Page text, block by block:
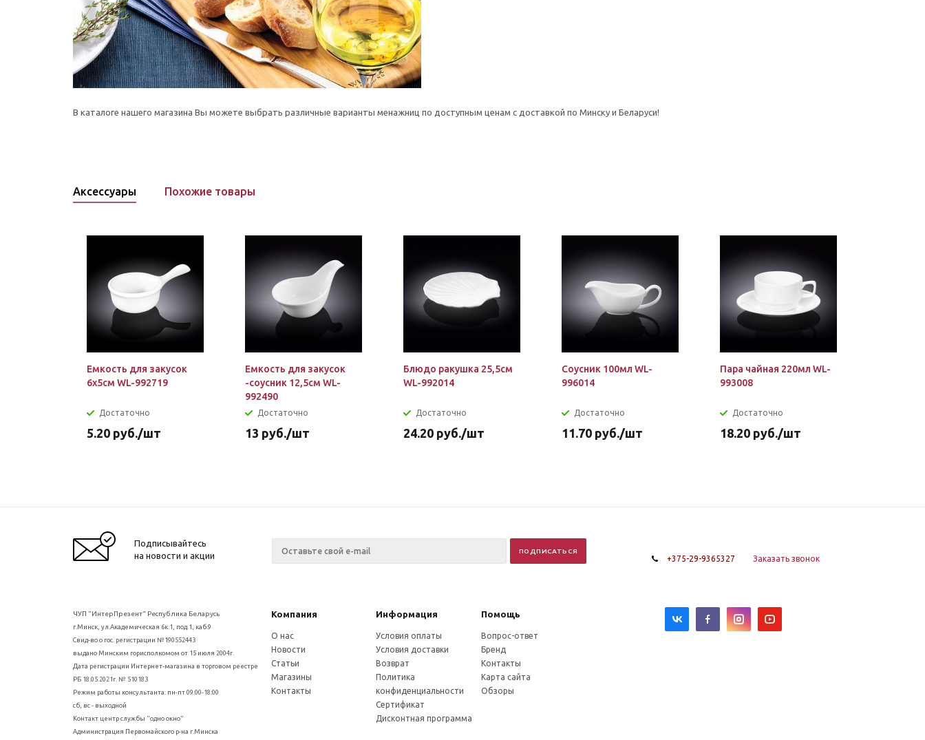
В каталоге нашего магазина Вы можете выбрать различные варианты менажниц по доступным ценам с доставкой по Минску и Беларуси!
Аксессуары Похожие товары
Емкость для закусок
6х5см WL-992719
Достаточно
5.20 руб./шт
Емкость для закусок
-соусник 12,5см WL-
992490
Достаточно
13 руб./шт
Блюдо ракушка 25,5см
WL-992014
Достаточно
24.20 руб./шт
Соусник 100мл WL-
996014
Достаточно
11.70 руб./шт
Пара чайная 220мл WL-
993008
Достаточно
18.20 руб./шт
Подписывайтесь
на новости и акции
+375-29-9365327 Заказать звонок
ЧУП "ИнтерПрезент" Республика Беларусь
г.Минск, ул.Академическая 6к.1, под.1, каб.9
Свид-во о гос. регистрации №190552443
выдано Минским горисполкомом от 15 июля 2004г.
Дата регистрации Интернет-магазина в торговом реестре
РБ 18.05.2021г. № 510183
Режим работы консультанта: пн-пт 09:00-18:00
сб, вс - выходной
Контакт центр службы "одно окно"
Администрация Первомайского р-на г.Минска
Компания Информация Помощь
О нас
Новости
Статьи
Магазины
Контакты
Условия оплаты
Условия доставки
Возврат
Политика
конфиденциальности
Сертификат
Дисконтная программа
Вопрос-ответ
Бренд
Контакты
Карта сайта
Обзоры